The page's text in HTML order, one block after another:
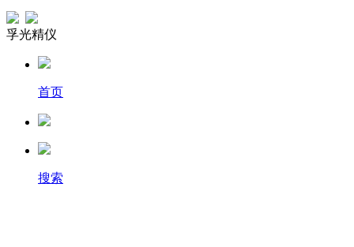
孚光精仪
首页
搜索